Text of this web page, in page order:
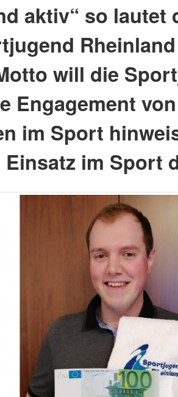
aktiv“ so lautet
will die
Engagement
im Sport
im Sport